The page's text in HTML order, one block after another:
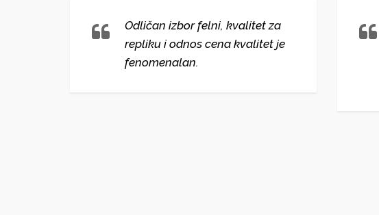
Odličan izbor felni, kvalitet za
repliku i odnos cena kvalitet je
fenomenalan.